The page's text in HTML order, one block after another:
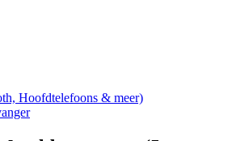
Hoofdtelefoons & meer)